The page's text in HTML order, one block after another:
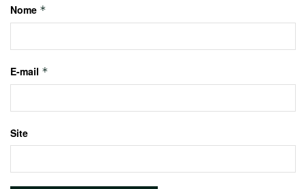
Nome *
E-mail *
Site